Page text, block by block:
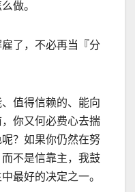
做。
了，不必再当『分
值得信赖的、能向
你又何必费心去揣
？如果你仍然在努
不是信靠主，我鼓
最好的决定之一。